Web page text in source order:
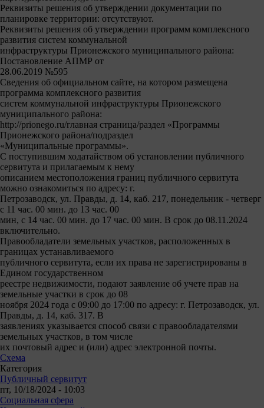
Реквизиты решения об утверждении документации по
планировке территории: отсутствуют.
Реквизиты решения об утверждении программ комплексного
развития систем коммунальной
инфраструктуры Прионежского муниципального района:
Постановление АПМР от
28.06.2019 №595
Сведения об официальном сайте, на котором размещена
программа комплексного развития
систем коммунальной инфраструктуры Прионежского
муниципального района:
http://prionegо.ru/главная страница/раздел «Программы
Прионежского района/подраздел
«Муниципальные программы».
С поступившим ходатайством об установлении публичного
сервитута и прилагаемым к нему
описанием местоположения границ публичного сервитута
можно ознакомиться по адресу: г.
Петрозаводск, ул. Правды, д. 14, каб. 217, понедельник - четверг
с 11 час. 00 мин. до 13 час. 00
мин, с 14 час. 00 мин. до 17 час. 00 мин. В срок до 08.11.2024
включительно.
Правообладатели земельных участков, расположенных в
границах устанавливаемого
публичного сервитута, если их права не зарегистрированы в
Едином государственном
реестре недвижимости, подают заявление об учете прав на
земельные участки в срок до 08
ноября 2024 года с 09:00 до 17:00 по адресу: г. Петрозаводск, ул.
Правды, д. 14, каб. 317. В
заявлениях указывается способ связи с правообладателями
земельных участков, в том числе
их почтовый адрес и (или) адрес электронной почты.
Схема
Категория
Публичный сервитут
пт, 10/18/2024 - 10:03
Социальная сфера